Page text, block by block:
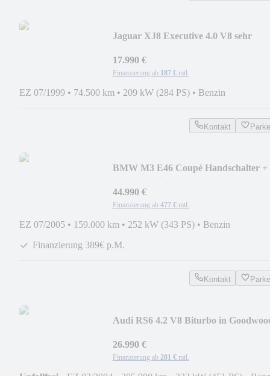
Jaguar XJ8 Executive 4.0 V8 sehr
17.990 €
Finanzierung ab 187 € mtl.
EZ 07/1999 • 74.500 km • 209 kW (284 PS) • Benzin
Kontakt
BMW M3 E46 Coupé Handschalter +
44.990 €
Finanzierung ab 477 € mtl.
EZ 07/2005 • 159.000 km • 252 kW (343 PS) • Benzin
Finanzierung 389€ p.M.
Kontakt
Audi RS6 4.2 V8 Biturbo in
26.990 €
Finanzierung ab 281 € mtl.